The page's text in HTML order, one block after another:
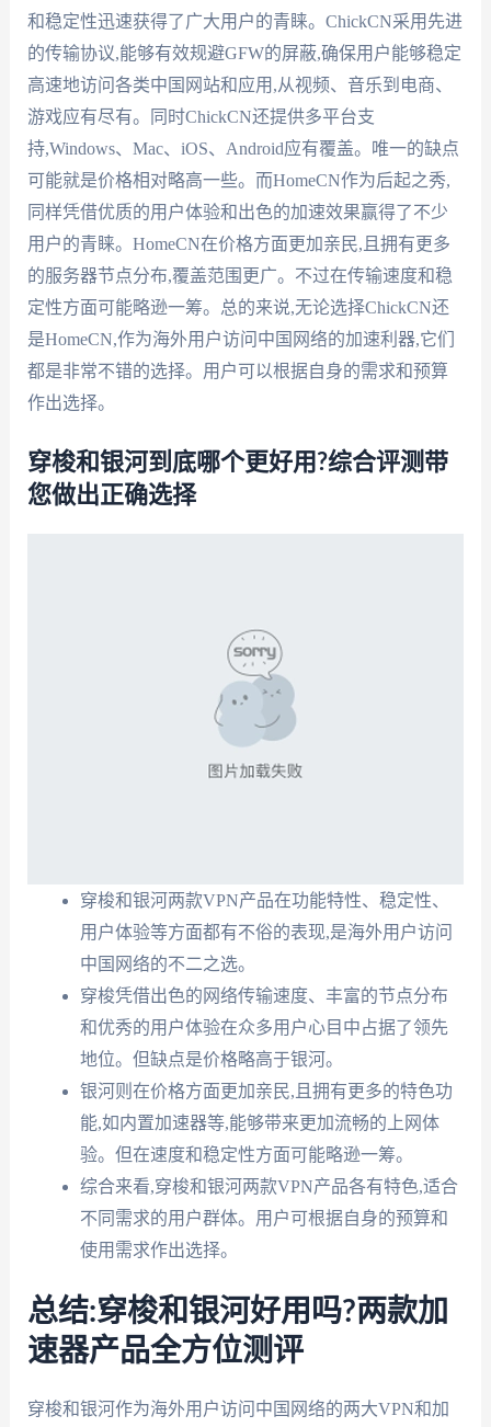
和稳定性迅速获得了广大用户的青睐。ChickCN采用先进
的传输协议,能够有效规避GFW的屏蔽,确保用户能够稳定
高速地访问各类中国网站和应用,从视频、音乐到电商、
游戏应有尽有。同时ChickCN还提供多平台支
持,Windows、Mac、iOS、Android应有覆盖。唯一的缺点
可能就是价格相对略高一些。而HomeCN作为后起之秀,
同样凭借优质的用户体验和出色的加速效果赢得了不少
用户的青睐。HomeCN在价格方面更加亲民,且拥有更多
的服务器节点分布,覆盖范围更广。不过在传输速度和稳
定性方面可能略逊一筹。总的来说,无论选择ChickCN还
是HomeCN,作为海外用户访问中国网络的加速利器,它们
都是非常不错的选择。用户可以根据自身的需求和预算
作出选择。
穿梭和银河到底哪个更好用?综合评测带
您做出正确选择
穿梭和银河两款VPN产品在功能特性、稳定性、
用户体验等方面都有不俗的表现,是海外用户访问
中国网络的不二之选。
穿梭凭借出色的网络传输速度、丰富的节点分布
和优秀的用户体验在众多用户心目中占据了领先
地位。但缺点是价格略高于银河。
银河则在价格方面更加亲民,且拥有更多的特色功
能,如内置加速器等,能够带来更加流畅的上网体
验。但在速度和稳定性方面可能略逊一筹。
综合来看,穿梭和银河两款VPN产品各有特色,适合
不同需求的用户群体。用户可根据自身的预算和
使用需求作出选择。
总结:穿梭和银河好用吗?两款加
速器产品全方位测评
穿梭和银河作为海外用户访问中国网络的两大VPN和加